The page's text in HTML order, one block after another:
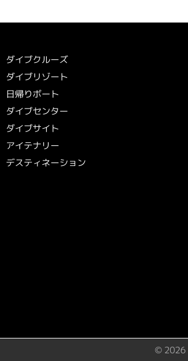
ダイブクルーズ
ダイブリゾート
日帰りボート
ダイブセンター
ダイブサイト
アイテナリー
デスティネーション
© 2026